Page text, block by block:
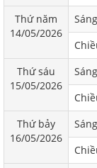
Thứ năm
14/05/2026
Sáng
Thứ sáu
15/05/2026
Sáng
Thứ bảy
16/05/2026
Sáng